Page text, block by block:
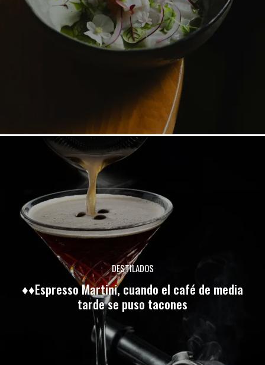
DESTILADOS
♦♦Espresso Martini, cuando el café de media
tarde se puso tacones